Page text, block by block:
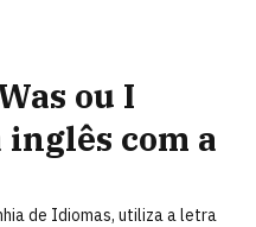
ou I
com a
de Idiomas, utiliza a letra